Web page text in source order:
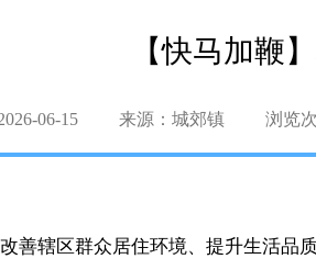
【快马加鞭
06-15 来源：城郊镇 浏览
善辖区群众居住环境、提升生活品